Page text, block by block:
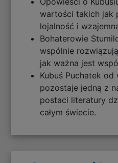
wartości takich jak
lojalność i
Bohaterowie
wspólnie
jak ważna jest
Kubuś Puchatek od
pozostaje jedną z
postaci literatury
całym świecie.